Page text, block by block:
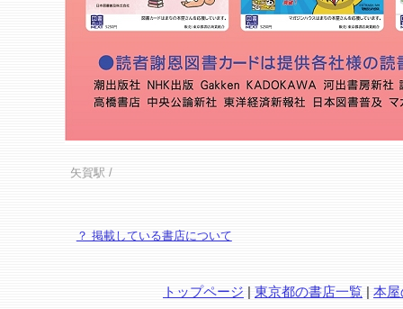
矢賀駅 /
？ 掲載している書店について
トップページ | 東京都の書店一覧 | 本